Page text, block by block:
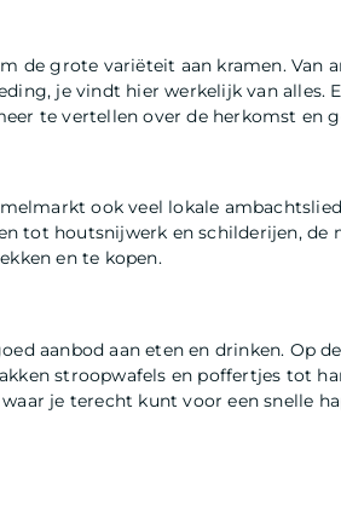
de grote variëteit aan kramen. Van
je vindt hier werkelijk van alles.
te vertellen over de herkomst en
ook veel lokale
tot houtsnijwerk en schilderijen, de
en te kopen.
aanbod aan eten en drinken. Op
stroopwafels en poffertjes tot
je terecht kunt voor een snelle